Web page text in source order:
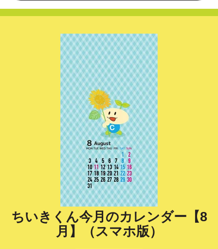
ちいきくん今月のカレンダー【8
月】（スマホ版）